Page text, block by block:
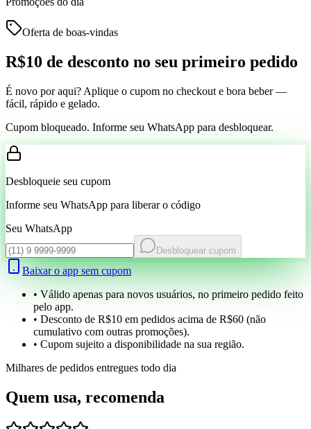
Oferta de boas-vindas
R$10 de desconto no seu primeiro pedido
É novo por aqui? Aplique o cupom no checkout e bora beber —
fácil, rápido e gelado.
Cupom bloqueado. Informe seu WhatsApp para desbloquear.
Desbloqueie seu cupom
Informe seu WhatsApp para liberar o código
Seu WhatsApp
Desbloquear cupom
Baixar o app sem cupom
• Válido apenas para novos usuários, no primeiro pedido feito
pelo app.
• Desconto de R$10 em pedidos acima de R$60 (não
cumulativo com outras promoções).
• Cupom sujeito a disponibilidade na sua região.
Milhares de pedidos entregues todo dia
Quem usa, recomenda